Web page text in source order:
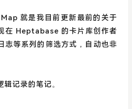
就是我目前更新最前的关于
在 Heptabase 的卡片库创作者
志等系列的筛选方式，自动也非
记录的笔记。